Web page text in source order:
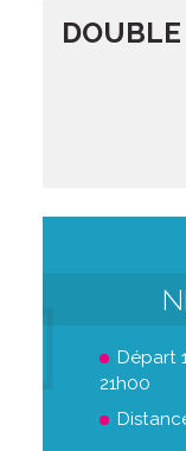
Départ
21h00